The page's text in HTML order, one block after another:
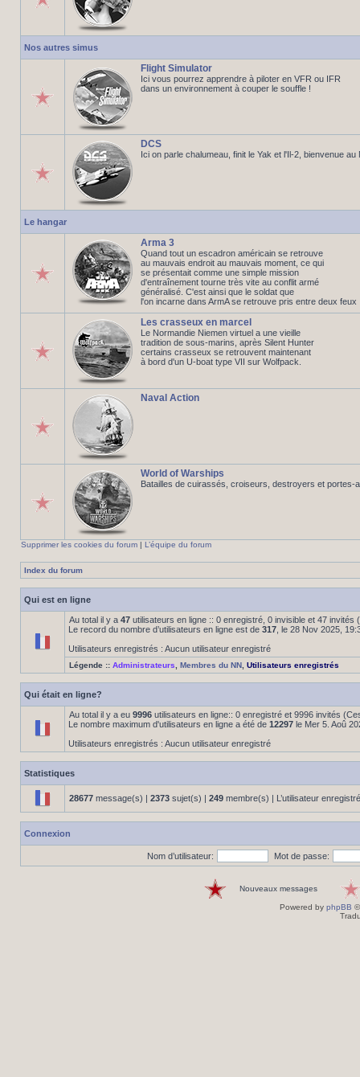
Nos autres simus
Flight Simulator
Ici vous pourrez apprendre à piloter en VFR ou IFR
dans un environnement à couper le souffle !
DCS
Ici on parle chalumeau, finit le Yak et l'Il-2, bienvenue au
Le hangar
Arma 3
Quand tout un escadron américain se retrouve
au mauvais endroit au mauvais moment, ce qui
se présentait comme une simple mission
d'entraînement tourne très vite au conflit armé
généralisé. C'est ainsi que le soldat que
l'on incarne dans ArmA se retrouve pris entre deux feux
Les crasseux en marcel
Le Normandie Niemen virtuel a une vieille
tradition de sous-marins, après Silent Hunter
certains crasseux se retrouvent maintenant
à bord d'un U-boat type VII sur Wolfpack.
Naval Action
World of Warships
Batailles de cuirassés, croiseurs, destroyers et portes-
Supprimer les cookies du forum | L’équipe du forum
Index du forum
Qui est en ligne
Au total il y a 47 utilisateurs en ligne :: 0 enregistré, 0 invisible et 47
Le record du nombre d’utilisateurs en ligne est de 317 , le 28 Nov 2025,
Utilisateurs enregistrés : Aucun utilisateur enregistré
Légende :: Administrateurs Membres du NN Utilisateurs enregistrés
Qui était en ligne?
Au total il y a eu 9996 utilisateurs en ligne:: 0 enregistré et 9996 invités
Le nombre maximum d'utilisateurs en ligne a été de 12297 le Mer 5. Aoû
Utilisateurs enregistrés : Aucun utilisateur enregistré
Statistiques
28677 message(s) | 2373 sujet(s) | 249 membre(s) | L’utilisateur
Connexion
Nom d’utilisateur: Mot de passe:
Nouveaux messages
Powered by phpBB